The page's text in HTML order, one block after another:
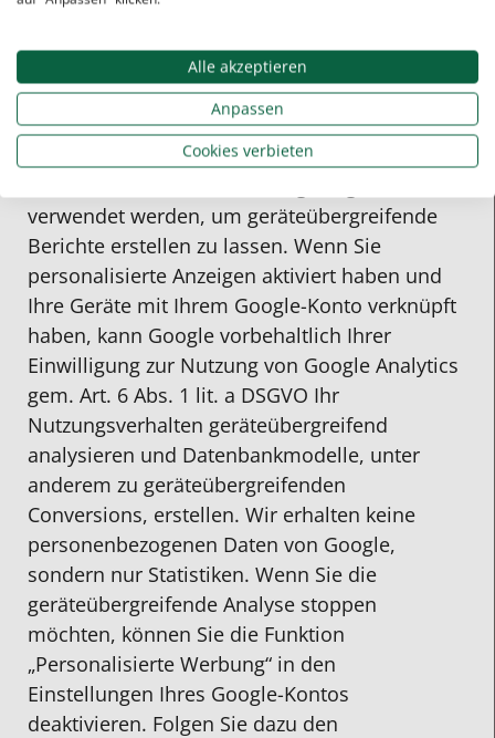
Speicherung für die Dauer von zwei Monaten
gelöscht.
Google Signals
Als Erweiterung zu Google (Universal) Analytics
verwendet werden, um geräteübergreifende
Berichte erstellen zu lassen. Wenn Sie
personalisierte Anzeigen aktiviert haben und
Ihre Geräte mit Ihrem Google-Konto verknüpft
haben, kann Google vorbehaltlich Ihrer
Einwilligung zur Nutzung von Google Analytics
gem. Art. 6 Abs. 1 lit. a DSGVO Ihr
Nutzungsverhalten geräteübergreifend
analysieren und Datenbankmodelle, unter
anderem zu geräteübergreifenden
Conversions, erstellen. Wir erhalten keine
personenbezogenen Daten von Google,
sondern nur Statistiken. Wenn Sie die
geräteübergreifende Analyse stoppen
möchten, können Sie die Funktion
„Personalisierte Werbung“ in den
Einstellungen Ihres Google-Kontos
deaktivieren. Folgen Sie dazu den
Alle akzeptieren
Anpassen
Cookies verbieten